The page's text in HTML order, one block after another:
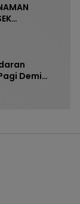
Demi